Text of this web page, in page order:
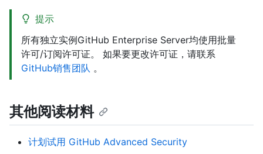
提示
所有独立实例GitHub Enterprise Server均使用批量
许可/订阅许可证。 如果要更改许可证，请联系
GitHub销售团队 。
其他阅读材料
计划试用 GitHub Advanced Security